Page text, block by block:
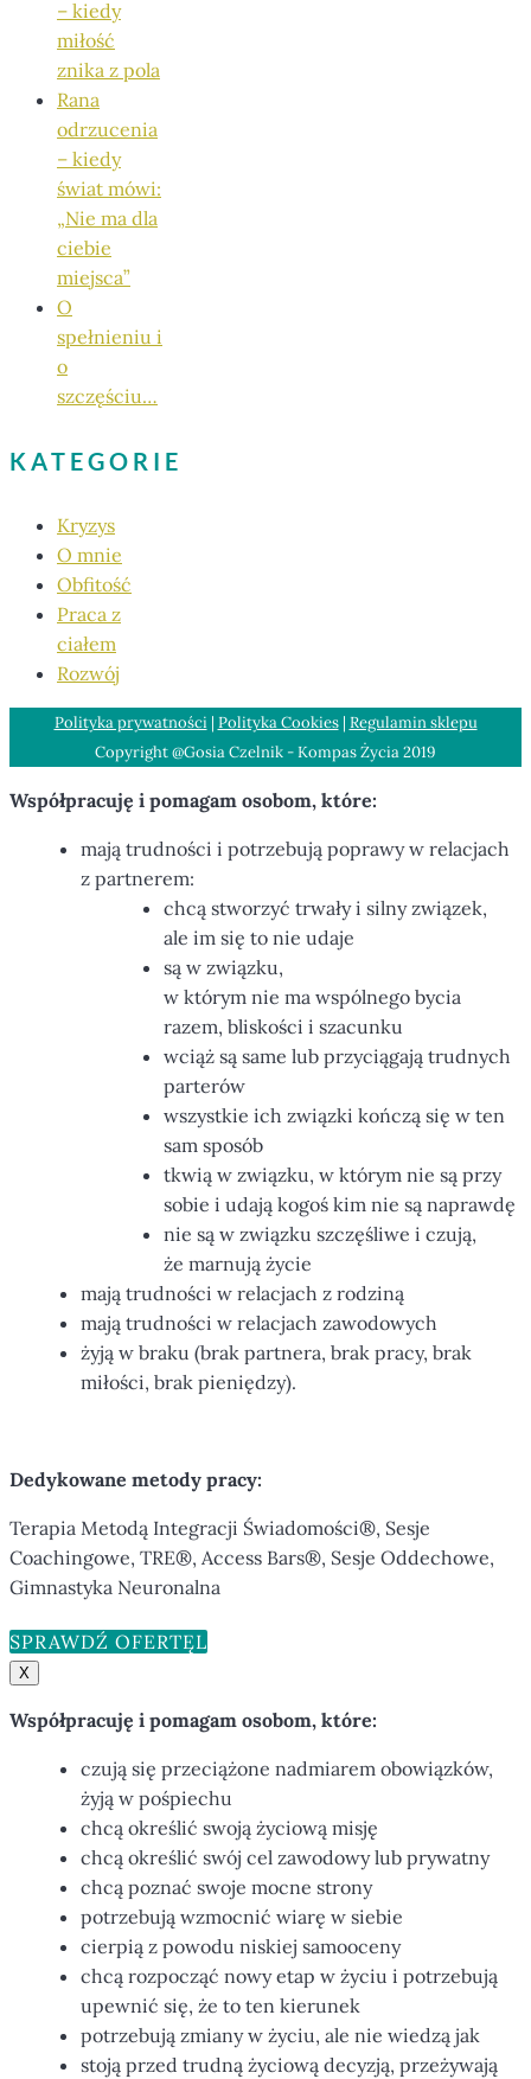
– kiedy
miłość
znika z pola
Rana
odrzucenia
– kiedy
świat mówi:
„Nie ma dla
ciebie
miejsca”
O
spełnieniu i
o
szczęściu…
KATEGORIE
Kryzys
O mnie
Obfitość
Praca z
ciałem
Rozwój
Polityka prywatności| Polityka Cookies| Regulamin sklepu
Copyright @Gosia Czelnik - Kompas Życia 2019
Współpracuję i pomagam osobom, które:
mają trudności i potrzebują poprawy w relacjach
z partnerem:
chcą stworzyć trwały i silny związek,
ale im się to nie udaje
są w związku,
w którym nie ma wspólnego bycia
razem, bliskości i szacunku
wciąż są same lub przyciągają trudnych
parterów
wszystkie ich związki kończą się w ten
sam sposób
tkwią w związku, w którym nie są przy
sobie i udają kogoś kim nie są naprawdę
nie są w związku szczęśliwe i czują,
że marnują życie
mają trudności w relacjach z rodziną
mają trudności w relacjach zawodowych
żyją w braku (brak partnera, brak pracy, brak
miłości, brak pieniędzy).
Dedykowane metody pracy:
Terapia Metodą Integracji Świadomości®, Sesje
Coachingowe, TRE®, Access Bars®, Sesje Oddechowe,
Gimnastyka Neuronalna
SPRAWDŹ OFERTĘ
X
Współpracuję i pomagam osobom, które:
czują się przeciążone nadmiarem obowiązków,
żyją w pośpiechu
chcą określić swoją życiową misję
chcą określić swój cel zawodowy lub prywatny
chcą poznać swoje mocne strony
potrzebują wzmocnić wiarę w siebie
cierpią z powodu niskiej samooceny
chcą rozpocząć nowy etap w życiu i potrzebują
upewnić się, że to ten kierunek
potrzebują zmiany w życiu, ale nie wiedzą jak
stoją przed trudną życiową decyzją, przeżywają